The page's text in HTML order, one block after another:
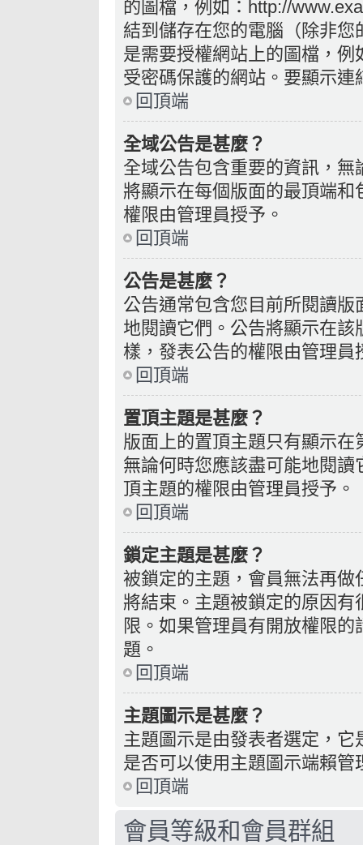
的圖檔，例如：http://
結到儲存在您的電腦（除非
是需要授權網站上的圖檔，
受密碼保護的網站。要顯示
回頂端
全域公告是甚麼？
全域公告包含重要的資訊，
將顯示在每個版面的最頂端
權限由管理員授予。
回頂端
公告是甚麼？
公告通常包含您目前所閱讀
地閱讀它們。公告將顯示在
樣，發表公告的權限由管理員
回頂端
置頂主題是甚麼？
版面上的置頂主題只有顯示
無論何時您應該盡可能地閱
頂主題的權限由管理員授予。
回頂端
鎖定主題是甚麼？
被鎖定的主題，會員無法再
將結束。主題被鎖定的原因
限。如果管理員有開放權限
題。
回頂端
主題圖示是甚麼？
主題圖示是由發表者選定，
是否可以使用主題圖示端賴管
回頂端
會員等級和會員群組